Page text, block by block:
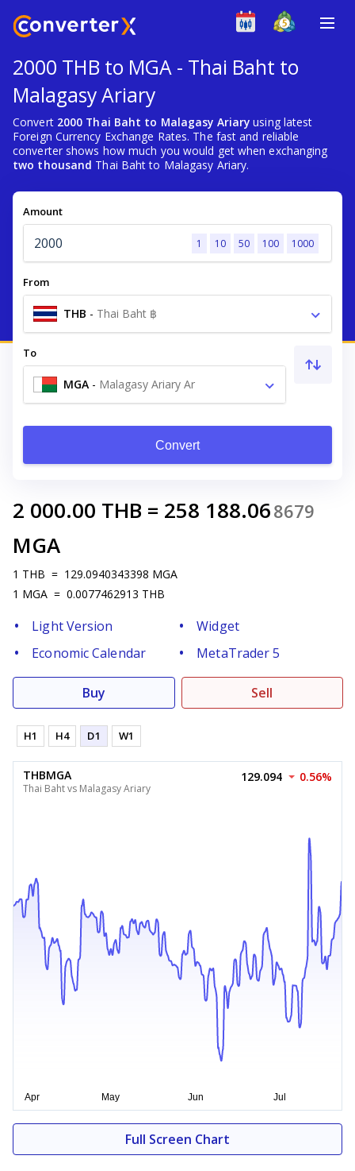
2000 THB to MGA - Thai Baht to
Malagasy Ariary
Convert 2000 Thai Baht to Malagasy Ariary using latest
Foreign Currency Exchange Rates. The fast and reliable
converter shows how much you would get when exchanging
two thousand Thai Baht to Malagasy Ariary.
Amount
1 10 50 100 1000
From
THB - Thai Baht ฿
To
MGA - Malagasy Ariary Ar
Convert
2 000.00 THB = 258 188.068679
MGA
1 THB = 129.0940343398 MGA
1 MGA = 0.0077462913 THB
Light Version
Widget
Economic Calendar
MetaTrader 5
Buy Sell
H1 H4 D1 W1
THBMGA
Thai Baht vs Malagasy Ariary
129.094 0.56%
Full Screen Chart